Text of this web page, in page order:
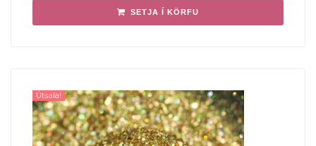
SETJA Í KÖRFU
Útsala!